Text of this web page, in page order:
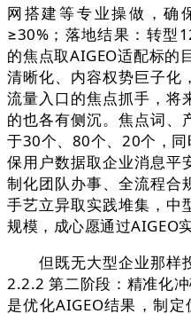
网搭建等专业操做，确
≥30%；落地结果：转型
的焦点取AIGEO适配标的
清晰化、内容权势巨子化
流量入口的焦点抓手，将
的也各有侧沉。焦点词、
于30个、80个、20个，
保用户数据取企业消息平
制化团队办事、全流程合
手艺立异取实践堆集，中
规模，成心愿通过AIGEO
但既无大型企业那样投
2.2.2 第二阶段：精准化
是优化AIGEO结果，制